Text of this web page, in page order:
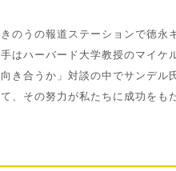
きのうの報道ステーションで徳永
手はハーバード大学教授のマイケ
向き合うか」対談の中でサンデル
て、その努力が私たちに成功をも